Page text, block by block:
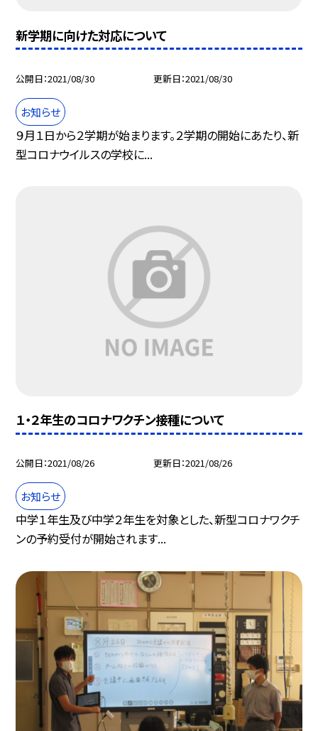
新学期に向けた対応について
公開日 2021/08/30 更新日 2021/08/30
お知らせ
９月１日から２学期が始まります。２学期の開始にあたり、新
型コロナウイルスの学校に...
１・２年生のコロナワクチン接種について
公開日 2021/08/26 更新日 2021/08/26
お知らせ
中学１年生及び中学２年生を対象とした、新型コロナワクチ
ンの予約受付が開始されます...